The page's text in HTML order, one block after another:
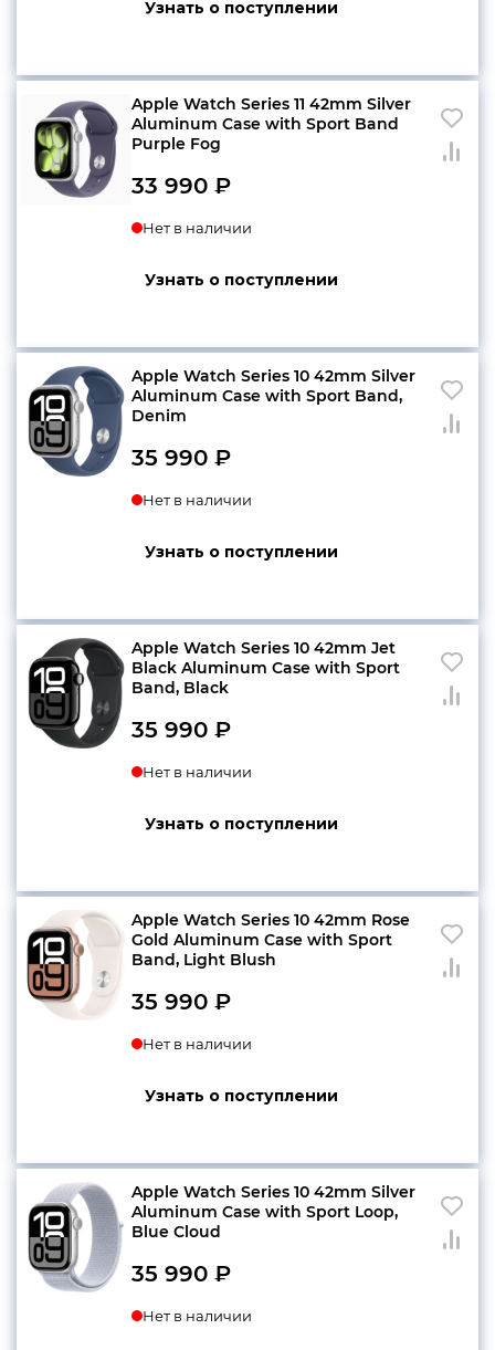
Узнать о поступлении
Apple Watch Series 11 42mm Silver
Aluminum Case with Sport Band
Purple Fog
33 990 ₽
Нет в наличии
Узнать о поступлении
Apple Watch Series 10 42mm Silver
Aluminum Case with Sport Band,
Denim
35 990 ₽
Нет в наличии
Узнать о поступлении
Apple Watch Series 10 42mm Jet
Black Aluminum Case with Sport
Band, Black
35 990 ₽
Нет в наличии
Узнать о поступлении
Apple Watch Series 10 42mm Rose
Gold Aluminum Case with Sport
Band, Light Blush
35 990 ₽
Нет в наличии
Узнать о поступлении
Apple Watch Series 10 42mm Silver
Aluminum Case with Sport Loop,
Blue Cloud
35 990 ₽
Нет в наличии